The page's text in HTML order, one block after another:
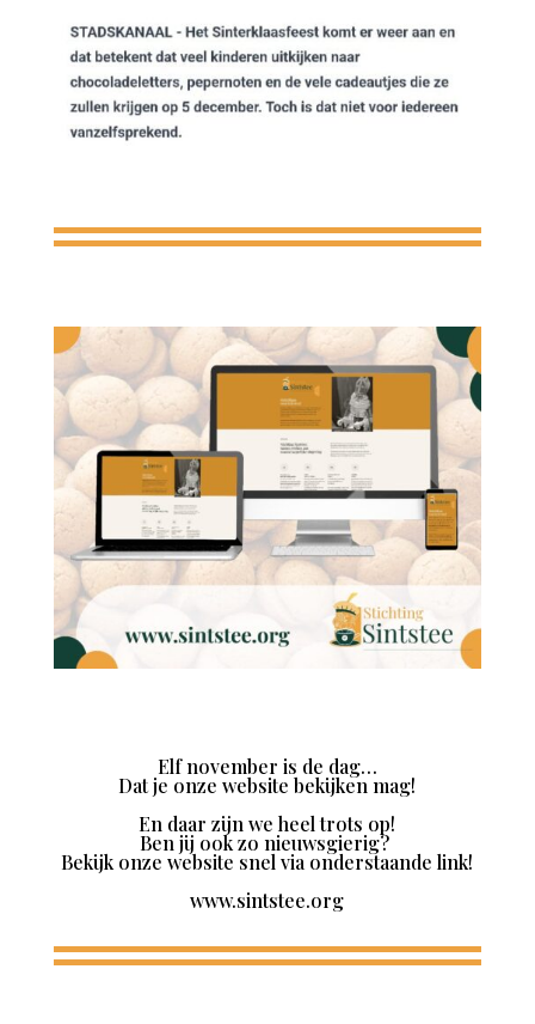
Elf november is de dag…
Dat je onze website bekijken mag!
En daar zijn we heel trots op!
Ben jij ook zo nieuwsgierig?
Bekijk onze website snel via onderstaande link!
www.sintstee.org